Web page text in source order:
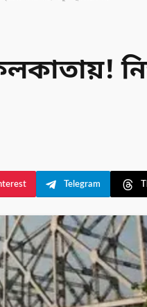
Telegram